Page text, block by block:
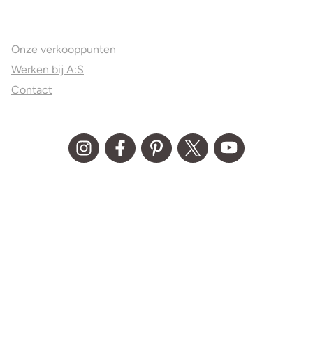
Onze verkooppunten
Werken bij A:S
Contact